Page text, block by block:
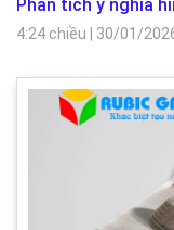
Phân tích ý nghĩa
4:24 chiều | 30/01/